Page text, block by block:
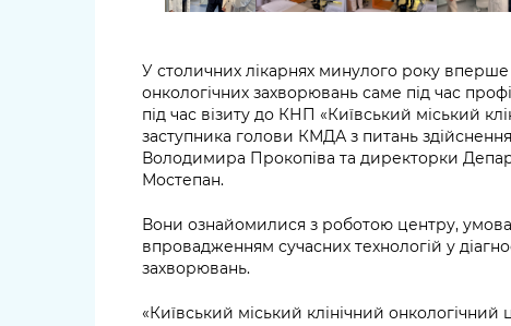
У столичних лікарнях минулого року
онкологічних захворювань саме під час
під час візиту до КНП «Київський міський
заступника голови КМДА з питань
Володимира Прокопіва та директорки
Мостепан.
Вони ознайомилися з роботою центру,
впровадженням сучасних технологій у
захворювань.
«Київський міський клінічний онкологічний